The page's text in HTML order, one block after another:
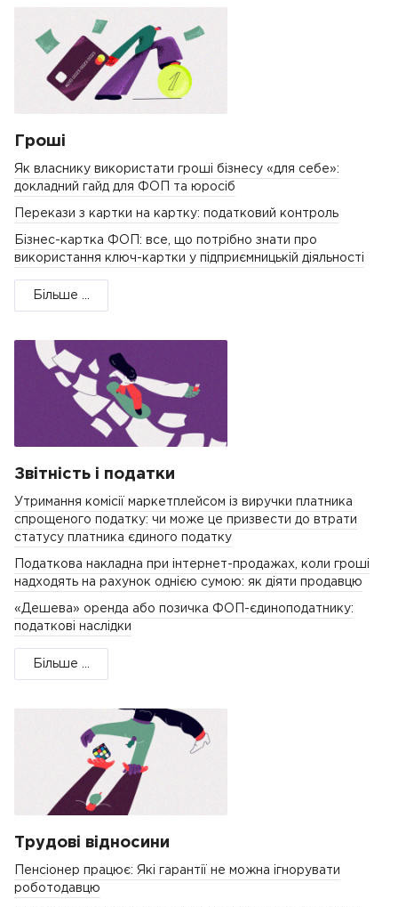
Гроші
Як власнику використати гроші бізнесу «для себе»:
докладний гайд для ФОП та юросіб
Перекази з картки на картку: податковий контроль
Бізнес-картка ФОП: все, що потрібно знати про
використання ключ-картки у підприємницькій діяльності
Більше ...
Звітність і податки
Утримання комісії маркетплейсом із виручки платника
спрощеного податку: чи може це призвести до втрати
статусу платника єдиного податку
Податкова накладна при інтернет-продажах, коли гроші
надходять на рахунок однією сумою: як діяти продавцю
«Дешева» оренда або позичка ФОП-єдиноподатнику:
податкові наслідки
Більше ...
Трудові відносини
Пенсіонер працює: Які гарантії не можна ігнорувати
роботодавцю